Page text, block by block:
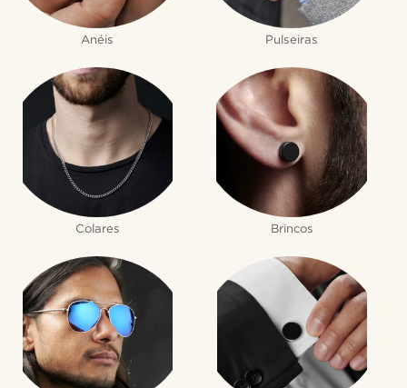
Anéis Pulseiras
Colares Brincos